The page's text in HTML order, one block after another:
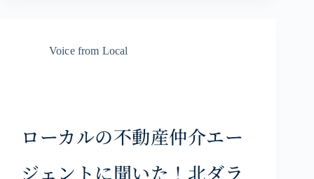
Voice from Local
ローカルの不動産仲介エー
ジェントに聞いた！北ダラ